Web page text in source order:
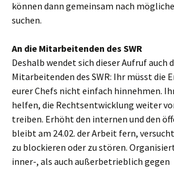
können dann gemeinsam nach
suchen.
An die Mitarbeitenden des SWR
Deshalb wendet sich dieser Aufruf auch
Mitarbeitenden des SWR: Ihr müsst die
eurer Chefs nicht einfach hinnehmen.
helfen, die Rechtsentwicklung weiter
treiben. Erhöht den internen und den
bleibt am 24.02. der Arbeit fern,
zu blockieren oder zu stören.
inner-, als auch außerbetrieblich gegen